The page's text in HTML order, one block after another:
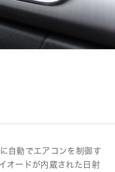
自動でエアコンを制御す
オードが内蔵された日射